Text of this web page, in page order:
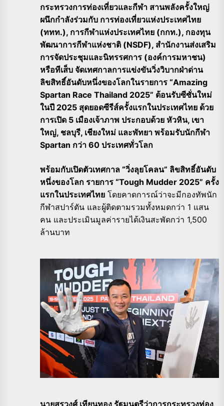
กระทรวงการท่องเที่ยวและกีฬา สานพลังครั้งใหญ่
ผนึกกำลังร่วมกับ การท่องเที่ยวแห่งประเทศไทย
(ททท.), การกีฬาแห่งประเทศไทย (กกท.), กองทุน
พัฒนาการกีฬาแห่งชาติ (NSDF), สำนักงานส่งเสริม
การจัดประชุมและนิทรรศการ (องค์การมหาชน)
หรือทีเส็บ จัดเทศกาลการแข่งขันวิ่งวิบากฝ่าด่าน
ลิขสิทธิ์อันดับหนึ่งของโลกในรายการ “Amazing
Spartan Race Thailand 2025” ต้อนรับซีซั่นใหม่
ในปี 2025 สุดยอดซีรีส์ครั้งแรกในประเทศไทย ด้วย
การเปิด 5 เมืองเจ้าภาพ ประกอบด้วย หัวหิน, เขา
ใหญ่, ชลบุรี, เชียงใหม่ และพัทยา พร้อมรับนักกีฬา
Spartan กว่า 60 ประเทศทั่วโลก
พร้อมกับเปิดตัวเทศกาล “วิ่งลุยโคลน” ลิขสิทธิ์อันดับ
หนึ่งของโลก รายการ “Tough Mudder 2025” ครั้ง
แรกในประเทศไทย โดยคาดการณ์ว่าจะมีกองทัพนัก
กีฬาสปาร์ตัน และผู้ติดตามรวมทั้งหมดกว่า 1 แสน
คน และประเมินมูลค่ารายได้เงินสะพัดกว่า 1,500
ล้านบาท